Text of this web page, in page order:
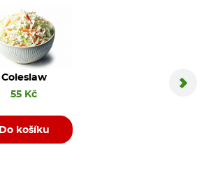
Coleslaw
55 Kč
Do košíku
Coca